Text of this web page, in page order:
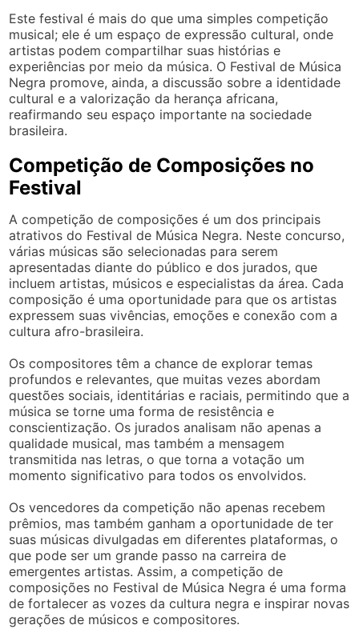
Este festival é mais do que uma simples competição
musical; ele é um espaço de expressão cultural, onde
artistas podem compartilhar suas histórias e
experiências por meio da música. O Festival de Música
Negra promove, ainda, a discussão sobre a identidade
cultural e a valorização da herança africana,
reafirmando seu espaço importante na sociedade
brasileira.
Competição de Composições no
Festival
A competição de composições é um dos principais
atrativos do Festival de Música Negra. Neste concurso,
várias músicas são selecionadas para serem
apresentadas diante do público e dos jurados, que
incluem artistas, músicos e especialistas da área. Cada
composição é uma oportunidade para que os artistas
expressem suas vivências, emoções e conexão com a
cultura afro-brasileira.
Os compositores têm a chance de explorar temas
profundos e relevantes, que muitas vezes abordam
questões sociais, identitárias e raciais, permitindo que a
música se torne uma forma de resistência e
conscientização. Os jurados analisam não apenas a
qualidade musical, mas também a mensagem
transmitida nas letras, o que torna a votação um
momento significativo para todos os envolvidos.
Os vencedores da competição não apenas recebem
prêmios, mas também ganham a oportunidade de ter
suas músicas divulgadas em diferentes plataformas, o
que pode ser um grande passo na carreira de
emergentes artistas. Assim, a competição de
composições no Festival de Música Negra é uma forma
de fortalecer as vozes da cultura negra e inspirar novas
gerações de músicos e compositores.